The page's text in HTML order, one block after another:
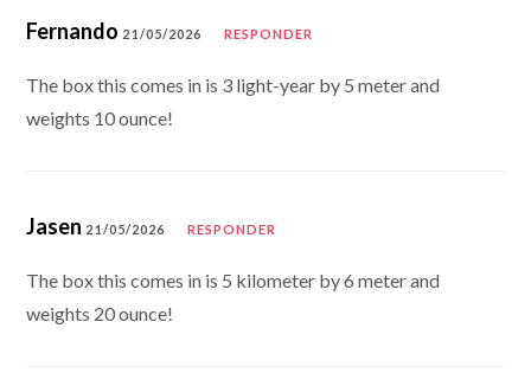
Fernando 21/05/2026 RESPONDER
The box this comes in is 3 light-year by 5 meter and
weights 10 ounce!
Jasen 21/05/2026 RESPONDER
The box this comes in is 5 kilometer by 6 meter and
weights 20 ounce!